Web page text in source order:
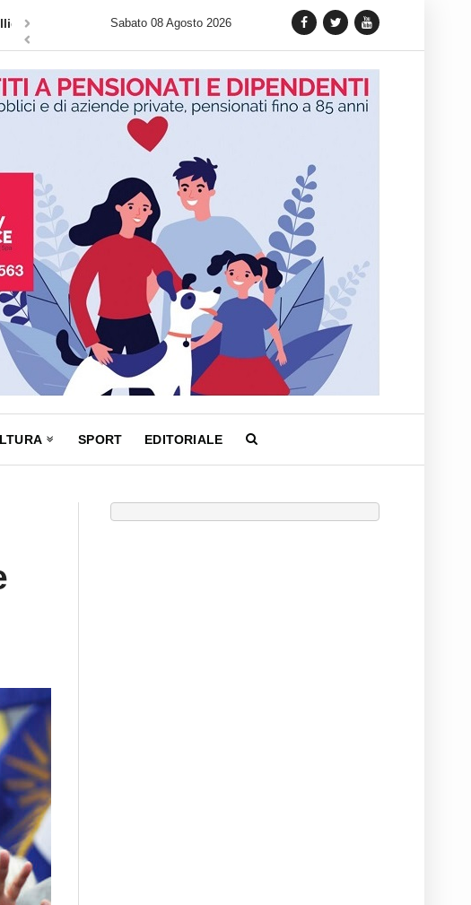
Tag Heuer lancia una variante Limited Edition del Carrera Chronograph in
Sabato 08 Agosto 2026
SPORT EDITORIALE